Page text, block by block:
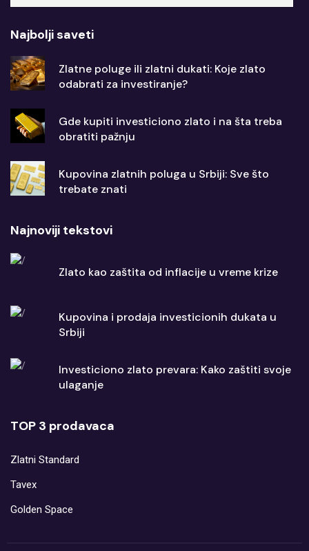
Najbolji saveti
Zlatne poluge ili zlatni dukati: Koje zlato
odabrati za investiranje?
Gde kupiti investiciono zlato i na šta treba
obratiti pažnju
Kupovina zlatnih poluga u Srbiji: Sve što
trebate znati
Najnoviji tekstovi
Zlato kao zaštita od inflacije u vreme krize
Kupovina i prodaja investicionih dukata u
Srbiji
Investiciono zlato prevara: Kako zaštiti svoje
ulaganje
TOP 3 prodavaca
Zlatni Standard
Tavex
Golden Space